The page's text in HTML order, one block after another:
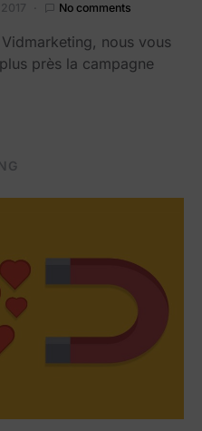
No comments
nous vous
près la campagne